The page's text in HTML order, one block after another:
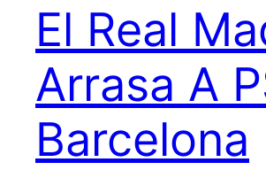
El Real
Arrasa A
Barcelona